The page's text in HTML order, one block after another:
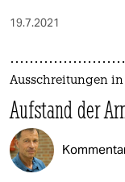
19.7.2021
Ausschreitungen
Aufstand der